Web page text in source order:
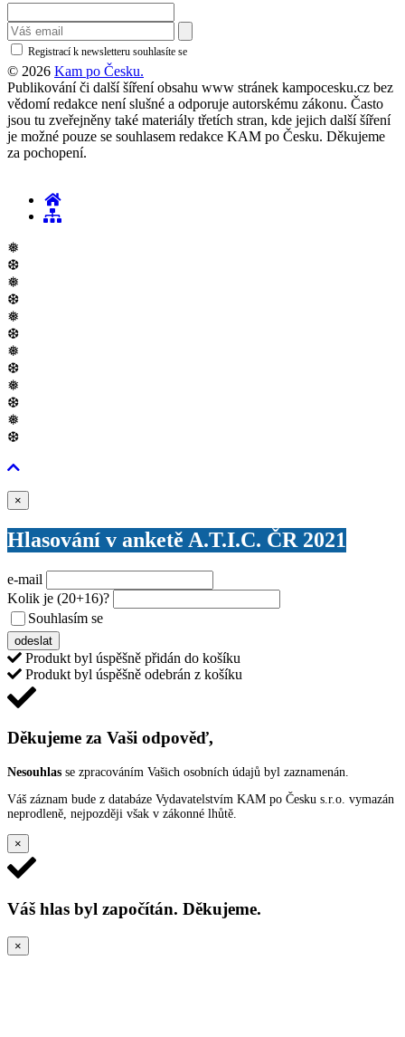
Registrací k newsletteru souhlasíte se
© 2026 Kam po Česku.
Publikování či další šíření obsahu www stránek kampocesku.cz bez
vědomí redakce není slušné a odporuje autorskému zákonu. Často
jsou tu zveřejněny také materiály třetích stran, kde jejich další šíření
je možné pouze se souhlasem redakce KAM po Česku. Děkujeme
za pochopení.
❅
❆
❅
❆
❅
❆
❅
❆
❅
❆
❅
❆
×
Hlasování v anketě A.T.I.C. ČR 2021
e-mail
Kolik je (20+16)?
Souhlasím se
odeslat
Produkt byl úspěšně přidán do košíku
Produkt byl úspěšně odebrán z košíku
Děkujeme za Vaši odpověď,
Nesouhlas se zpracováním Vašich osobních údajů byl zaznamenán.
Váš záznam bude z databáze Vydavatelstvím KAM po Česku s.r.o. vymazán
neprodleně, nejpozději však v zákonné lhůtě.
×
Váš hlas byl započítán. Děkujeme.
×